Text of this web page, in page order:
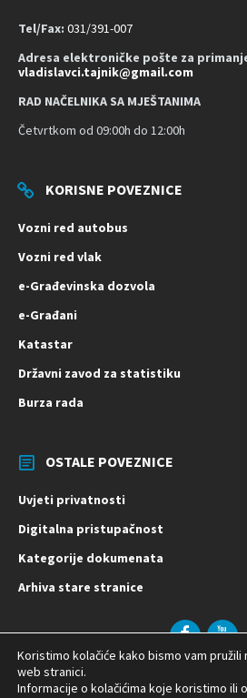
Tel/Fax: 031/391-007
Adresa elektroničke pošte za
vladislavci.tajnik@gmail.com
RAD NAČELNIKA SA MJEŠTANIMA
Četvrtkom od 09:00h do 12:00h
KORISNE POVEZNICE
Vozni red autobus
Vozni red vlak
e-Građevinska dozvola
e-Građani
Katastar
Državni zavod za statistiku
Burza rada
OSTALE POVEZNICE
Uvjeti privatnosti
Digitalna pristupačnost
Kategorije dokumenata
Arhiva stare stranice
Facebook
Koristimo kolačiće kako bismo vam pružili
web stranici.
Informacije o kolačićima koje koristimo ili